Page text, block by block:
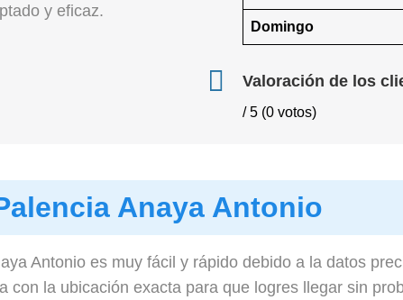
y eficaz.
Domingo
Valoración de los
/ 5 (0 votos)
Anaya Antonio
Antonio es muy fácil y rápido debido a la datos
con la ubicación exacta para que logres llegar sin